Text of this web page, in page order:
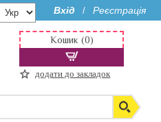
Вхід / Реєстрація
Кошик (0)
додати до закладок